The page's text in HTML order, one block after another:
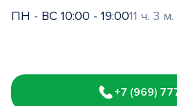
ПН - ВС 10:00 - 19:0011 ч. 3
1
+7 (969)